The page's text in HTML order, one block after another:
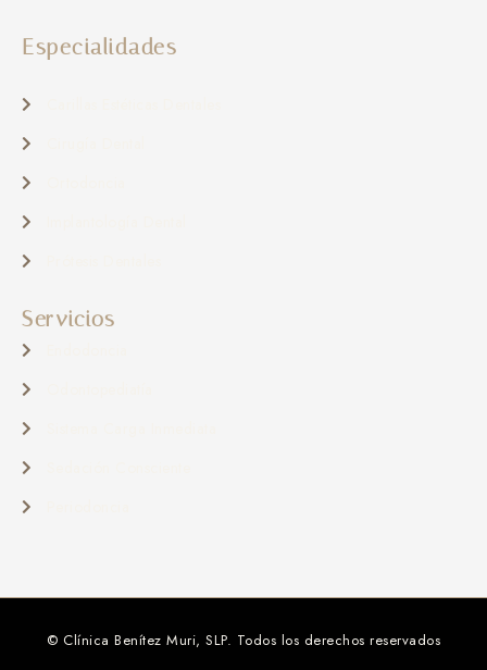
Especialidades
Servicios
© Clínica Benítez Muri, SLP. Todos los derechos reservados